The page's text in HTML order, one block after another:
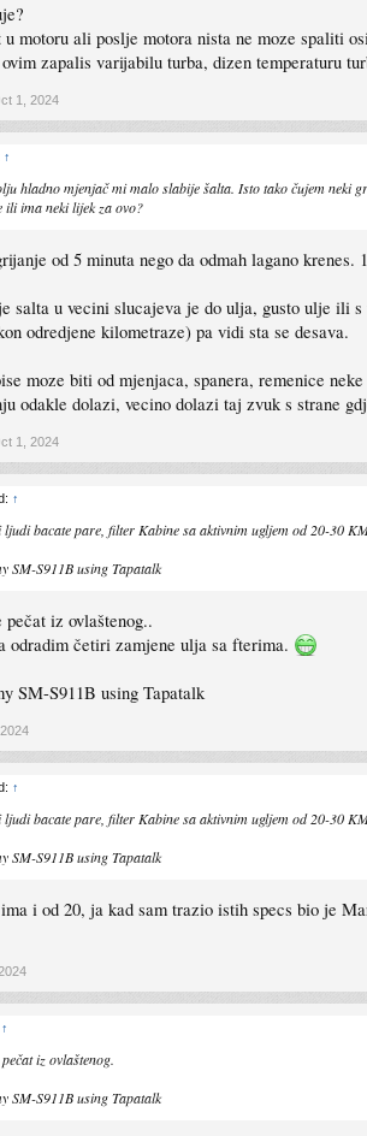
motoru ali poslje motora nista ne moze spaliti
zapalis varijabilu turba, dizen temperaturu
1, 2024
↑
hladno mjenjač mi malo slabije šalta. Isto tako čujem neki
ili ima neki lijek za ovo?
od 5 minuta nego da odmah lagano
salta u vecini slucajeva je do ulja, gusto ulje ili
odredjene kilometraze) pa vidi sta se desava.
moze biti od mjenjaca, spanera, remenice
odakle dolazi, vecino dolazi taj zvuk s strane
1, 2024
↑
bacate pare, filter Kabine sa aktivnim ugljem od 20-30
SM-S911B using Tapatalk
iz ovlaštenog..
odradim četiri zamjene ulja sa fterima.
SM-S911B using Tapatalk
↑
bacate pare, filter Kabine sa aktivnim ugljem od 20-30
SM-S911B using Tapatalk
i od 20, ja kad sam trazio istih specs bio je
↑
iz ovlaštenog.
SM-S911B using Tapatalk